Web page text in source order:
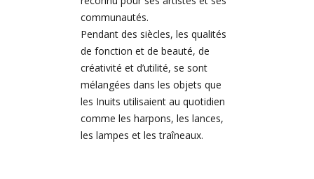
communautés.
Pendant des siècles, les qualités
de fonction et de beauté, de
créativité et d’utilité, se sont
mélangées dans les objets que
les Inuits utilisaient au quotidien
comme les harpons, les lances,
les lampes et les traîneaux.